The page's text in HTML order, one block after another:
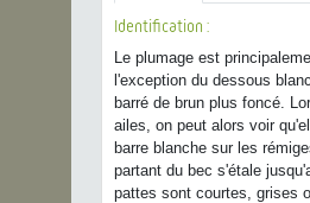
Identification :
Le plumage est
l'exception du dessous
barré de brun plus foncé.
ailes, on peut alors voir
barre blanche sur les
partant du bec s'étale
pattes sont courtes, grises